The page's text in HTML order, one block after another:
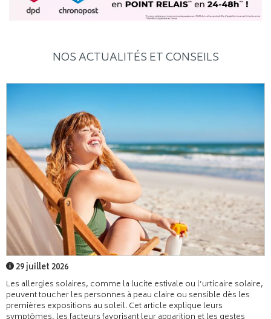
NOS ACTUALITÉS ET CONSEILS
29 juillet 2026
Les allergies solaires, comme la lucite estivale ou l’urticaire solaire,
peuvent toucher les personnes à peau claire ou sensible dès les
premières expositions au soleil. Cet article explique leurs